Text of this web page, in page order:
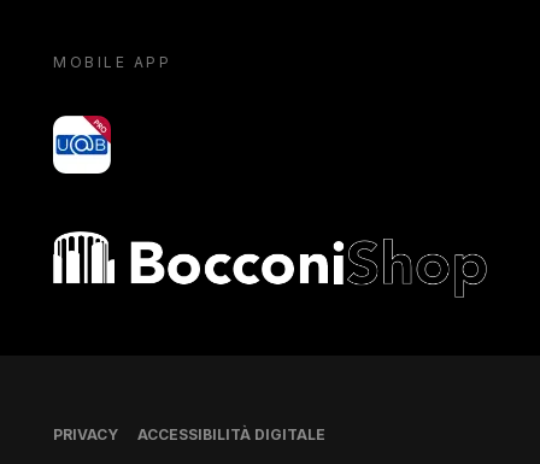
MOBILE APP
yoU@B
Bocconi shop
Piè di pagina
PRIVACY ACCESSIBILITÀ DIGITALE